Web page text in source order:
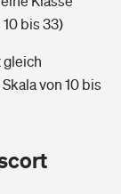
bis 33)
gleich
von 10 bis